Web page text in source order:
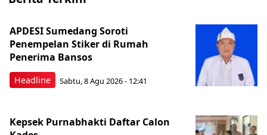
Headline
APDESI Sumedang Soroti
Penempelan Stiker di Rumah
Penerima Bansos
Sabtu, 8 Agu 2026 - 12:41
Kepsek Purnabhakti Daftar Calon